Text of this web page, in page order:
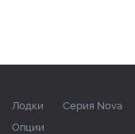
Лодки Серия Nova
Опции